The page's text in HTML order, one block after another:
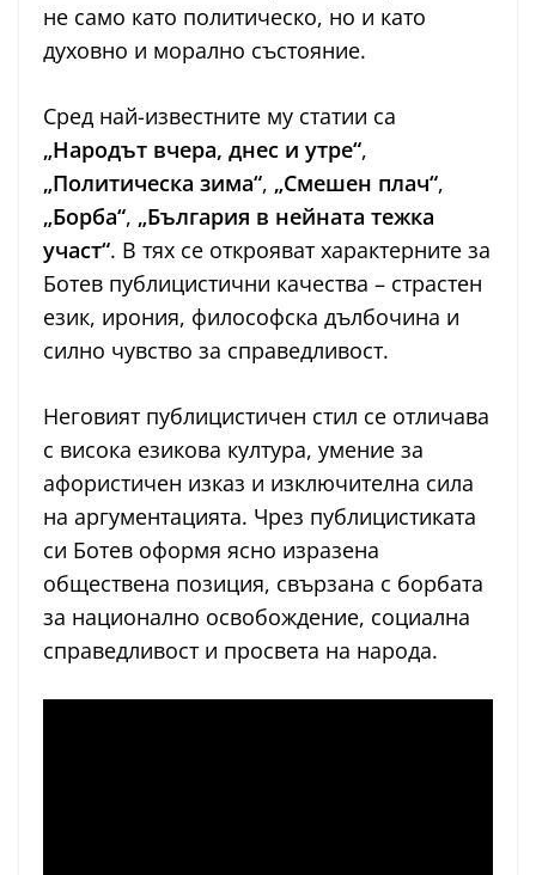
не само като политическо, но и като
духовно и морално състояние.
Сред най-известните му статии са
„Народът вчера, днес и утре“,
„Политическа зима“, „Смешен плач“,
„Борба“, „България в нейната тежка
участ“. В тях се открояват характерните за
Ботев публицистични качества – страстен
език, ирония, философска дълбочина и
силно чувство за справедливост.
Неговият публицистичен стил се отличава
с висока езикова култура, умение за
афористичен изказ и изключителна сила
на аргументацията. Чрез публицистиката
си Ботев оформя ясно изразена
обществена позиция, свързана с борбата
за национално освобождение, социална
справедливост и просвета на народа.